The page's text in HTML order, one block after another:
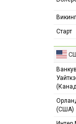
Викинг
Старт
(США)